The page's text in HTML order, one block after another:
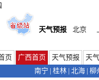
天气预报 北京
页 广西首页 天气预报
天
南宁
桂林 北海 柳